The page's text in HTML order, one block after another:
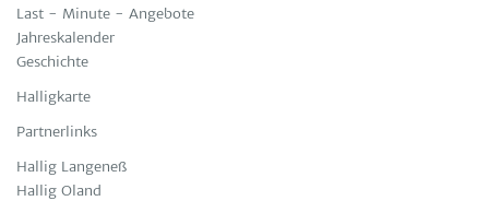
Last - Minute - Angebote
Jahreskalender
Geschichte
Halligkarte
Partnerlinks
Hallig Langeneß
Hallig Oland